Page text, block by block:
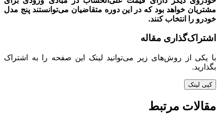
مشتریان خواهد بود که در این دوره متقاضیان می‌توانستند پنج مدل
خودرو را انتخاب کنند.
اشتراک‌گذاری مقاله
با یکی از روش‌های زیر می‌توانید لینک این صفحه را به اشتراک
بگذارید.
کپی لینک
مقالات مرتبط